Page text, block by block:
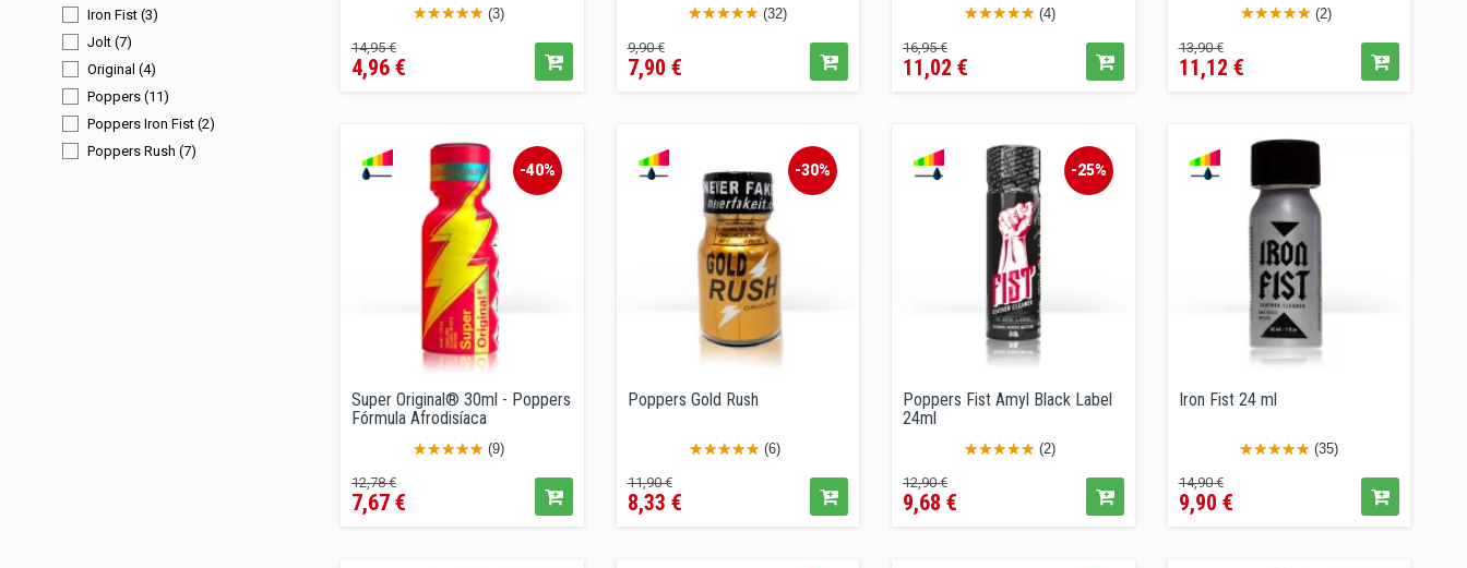
Iron Fist (3)
Jolt (7)
Original (4)
Poppers (11)
Poppers Iron Fist (2)
Poppers Rush (7)
(3)
Precio
regular
14,95 €Precio
4,96 €
(32)
Precio
regular
9,90 €Precio
7,90 €
(4)
Precio
regular
16,95 €Precio
11,02 €
(2)
Precio
regular
13,90 €Precio
11,12 €
-40%
Super Original® 30ml - Poppers
Fórmula Afrodisíaca
(9)
Precio
regular
12,78 €Precio
7,67 €
-30%
Poppers Gold Rush
(6)
Precio
regular
11,90 €Precio
8,33 €
-25%
Poppers Fist Amyl Black Label
24ml
(2)
Precio
regular
12,90 €Precio
9,68 €
Iron Fist 24 ml
(35)
Precio
regular
14,90 €Precio
9,90 €